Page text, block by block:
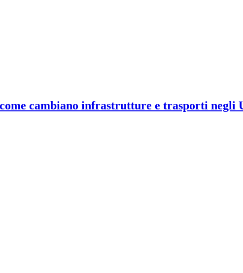
cambiano infrastrutture e trasporti negli